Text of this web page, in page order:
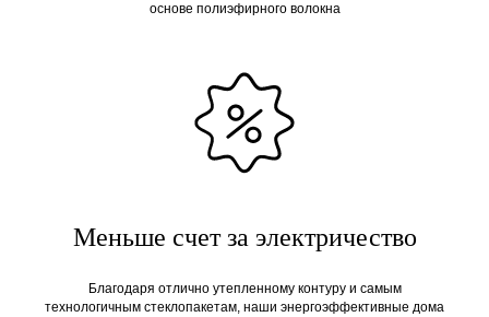
основе полиэфирного волокна
Меньше счет за электричество
Благодаря отлично утепленному контуру и самым
технологичным стеклопакетам, наши энергоэффективные дома